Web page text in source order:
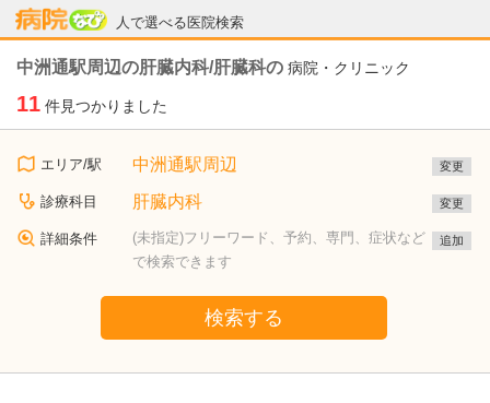
人で選べる医院検索
病院なび
中洲通駅周辺の肝臓内科/肝臓科の 病院・クリニック
11 件見つかりました
エリア/駅 中洲通駅周辺 変更
診療科目 肝臓内科 変更
詳細条件
(未指定)フリーワード、予約、専門、症状など
で検索できます
追加
検索する